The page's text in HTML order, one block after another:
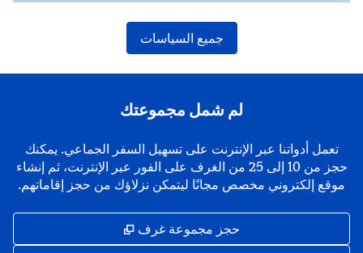
جميع السياسات
لم شمل مجموعتك
تعمل أدواتنا عبر الإنترنت على تسهيل السفر الجماعي. يمكنك
حجز من 10 إلى 25 من الغرف على الفور عبر الإنترنت، ثم إنشاء
موقع إلكتروني مخصص مجانًا ليتمكن نزلاؤك من حجز إقاماتهم.
حجز مجموعة غرف